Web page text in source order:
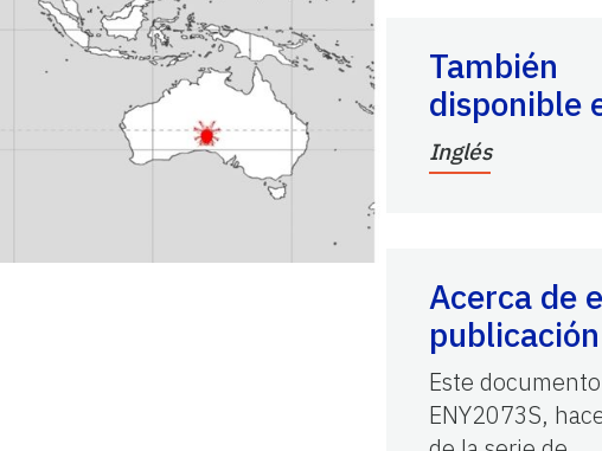
También
disponible
Inglés
Acerca de
publicación
Este documento
ENY2073S,